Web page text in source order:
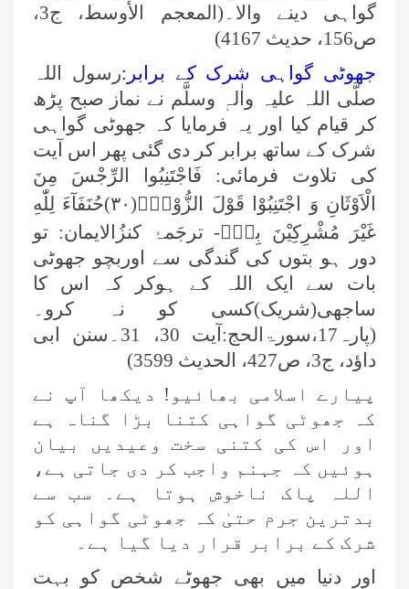
گواہی دینے والا۔(المعجم الأوسط، ج3،
ص156، حدیث 4167)
جھوٹی گواہی شرک کے برابر:رسول اللہ
صلَّی اللہ علیہ واٰلہٖ وسلَّم نے نماز صبح پڑھ
کر قیام کیا اور یہ فرمایا کہ جھوٹی گواہی
شرک کے ساتھ برابر کر دی گئی پھر اس آیت
کی تلاوت فرمائی: فَاجْتَنِبُوا الرِّجْسَ مِنَ
الْاَوْثَانِ وَ اجْتَنِبُوْا قَوْلَ الزُّوْرِۙ(۳۰)حُنَفَآءَ لِلّٰهِ
غَیْرَ مُشْرِكِیْنَ بِهٖؕ-ترجَمۂ کنزُالایمان: تو
دور ہو بتوں کی گندگی سے اوربچو جھوٹی
بات سے ایک اللہ کے ہوکر کہ اس کا
ساجھی(شریک)کسی کو نہ کرو۔
(پارہ17،سورۃالحج:آیت 30، 31۔سنن ابی
داؤد، ج3، ص427، الحدیث 3599)
پیارے اسلامی بھائیو! دیکھا آپ نے
کہ جھوٹی گواہی کتنا بڑا گناہ ہے
اور اس کی کتنی سخت وعیدیں بیان
ہوئیں کہ جہنم واجب کر دی جاتی ہے،
اللہ پاک ناخوش ہوتا ہے۔ سب سے
بدترین جرم حتیٰ کہ جھوٹی گواہی کو
شرک کے برابر قرار دیا گیا ہے۔
اور دنیا میں بھی جھوٹے شخص کو بہت